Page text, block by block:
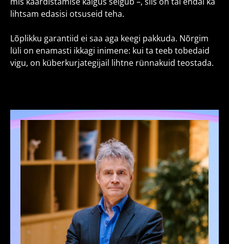
lihtsam edasisi otsuseid teha.
Lõplikku garantiid ei saa aga keegi pakkuda. Nõrgim
lüli on enamasti ikkagi inimene: kui ta teeb tobedaid
vigu, on küberkurjategijail lihtne rünnakuid teostada.